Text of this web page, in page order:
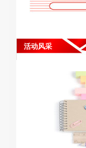
活动风采